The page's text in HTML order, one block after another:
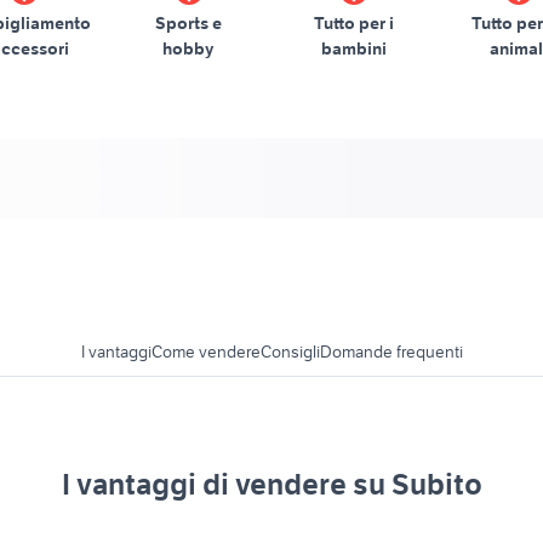
Sports e
hobby
Tutto per i
bambini
Tutto
I vantaggiCome vendereConsigliDomande frequenti
I vantaggi di vendere su Subito